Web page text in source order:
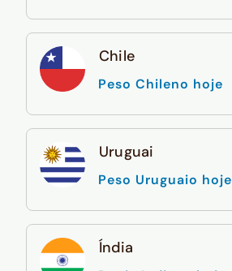
Chile
Peso Chileno hoje
Uruguai
Peso Uruguaio hoje
Índia